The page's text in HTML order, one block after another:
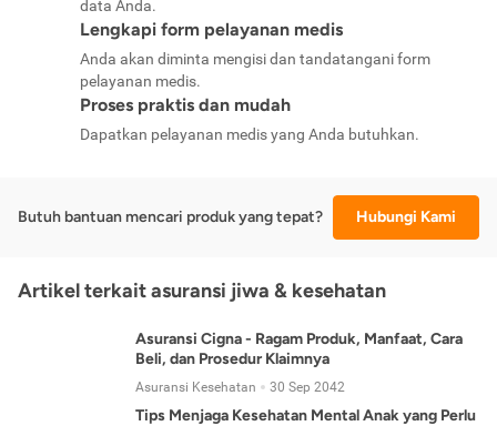
data Anda.
Lengkapi form pelayanan medis
Anda akan diminta mengisi dan tandatangani form
pelayanan medis.
Proses praktis dan mudah
Dapatkan pelayanan medis yang Anda butuhkan.
Butuh bantuan mencari produk yang tepat? Hubungi Kami
Artikel terkait asuransi jiwa & kesehatan
Asuransi Cigna - Ragam Produk, Manfaat, Cara
Beli, dan Prosedur Klaimnya
Asuransi Kesehatan 30 Sep 2042
Tips Menjaga Kesehatan Mental Anak yang Perlu